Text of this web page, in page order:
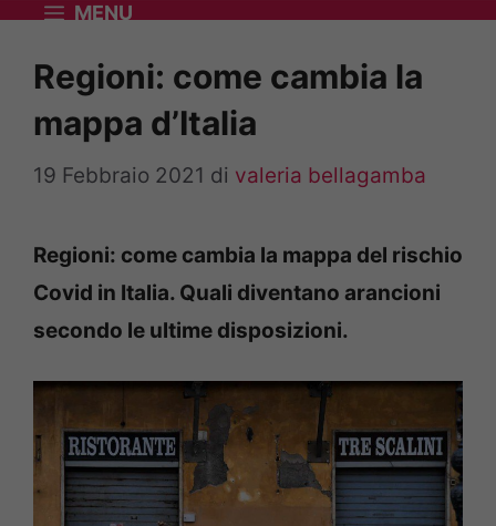
MENU
Regioni: come cambia la
mappa d’Italia
19 Febbraio 2021 di valeria bellagamba
Regioni: come cambia la mappa del rischio
Covid in Italia. Quali diventano arancioni
secondo le ultime disposizioni.